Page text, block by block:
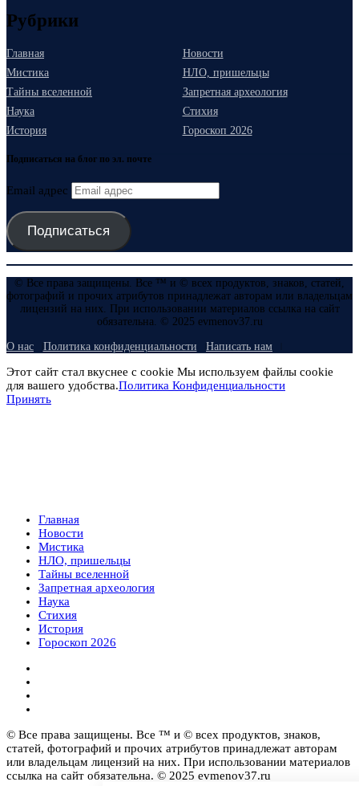
Рубрики
Главная
Новости
Мистика
НЛО, пришельцы
Тайны вселенной
Запретная археология
Наука
Стихия
История
Гороскоп 2026
Подписаться на блог по эл. почте
Email адрес
Подписаться
© Все права защищены. Все ™ и © всех продуктов, знаков, статей,
фотографий и прочих атрибутов принадлежат авторам или владельцам
лицензий на них. При использовании материалов ссылка на сайт
обязательна. © 2025 evmenov37.ru
О нас Политика конфиденциальности Написать нам
Этот сайт стал вкуснее с cookie Мы используем файлы cookie
для вашего удобства.Политика Конфиденциальности
Принять
Главная
Новости
Мистика
НЛО, пришельцы
Тайны вселенной
Запретная археология
Наука
Стихия
История
Гороскоп 2026
© Все права защищены. Все ™ и © всех продуктов, знаков,
статей, фотографий и прочих атрибутов принадлежат авторам
или владельцам лицензий на них. При использовании материалов
ссылка на сайт обязательна. © 2025 evmenov37.ru